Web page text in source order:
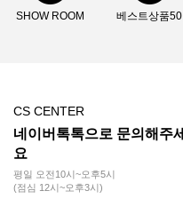
SHOW ROOM 베스트상품50
CS CENTER
네이버톡톡으로 문의해주세
요
평일 오전10시~오후5시
(점심 12시~오후3시)